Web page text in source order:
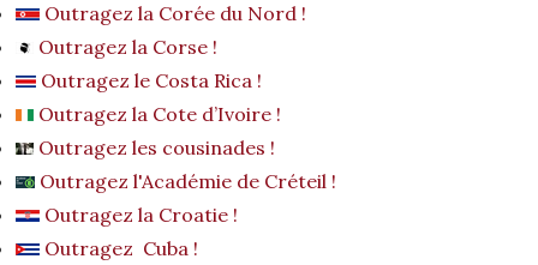
Outragez la Corée du Nord !
Outragez la Corse !
Outragez le Costa Rica !
Outragez la Cote d’Ivoire !
Outragez les cousinades !
Outragez l'Académie de Créteil !
Outragez la Croatie !
Outragez Cuba !